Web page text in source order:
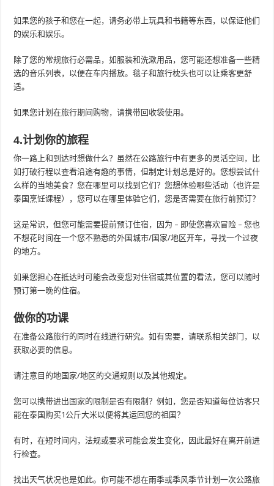
如果您的孩子和您在一起，请务必带上玩具和书籍等东西，以保证他们
的娱乐和娱乐。
除了您的常规旅行必需品，如服装和洗漱用品，您可能还想准备一些精
选的音乐列表，以便在车内播放。毯子和旅行枕头也可以让乘客更舒
适。
如果您计划在旅行期间购物，请携带回收袋使用。
4.计划你的旅程
你一路上和到达时想做什么？虽然在公路旅行中有更多的灵活空间，比
如打破行程以查看沿途有趣的事情，但制定计划总是好的。您想尝试什
么样的当地美食？您在哪里可以找到它们？您想体验哪些活动（也许是
泰国烹饪课程），您可以在哪里体验它们，您是否需要在旅行前预订？
这是常识，但您可能需要提前预订住宿，因为 – 即使您喜欢冒险 – 您也
不想花时间在一个您不熟悉的外国城市/国家/地区开车，寻找一个过夜
的地方。
如果您担心在抵达时可能会改变您对住宿或其位置的看法，您可以随时
预订第一晚的住宿。
做你的功课
在准备公路旅行的同时在线进行研究。如有需要，请联系相关部门，以
获取必要的信息。
请注意目的地国家/地区的交通规则以及其他规定。
您可以携带进出国家的限制是否有限制？例如，您是否知道每位访客只
能在泰国购买1公斤大米以便将其运回您的祖国？
有时，在短时间内，法规或要求可能会发生变化，因此最好在离开前进
行检查。
找出天气状况也是如此。你可能不想在雨季或季风季节计划一次公路旅